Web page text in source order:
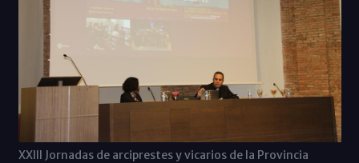
XXIII Jornadas de arciprestes y vicarios de la Provincia